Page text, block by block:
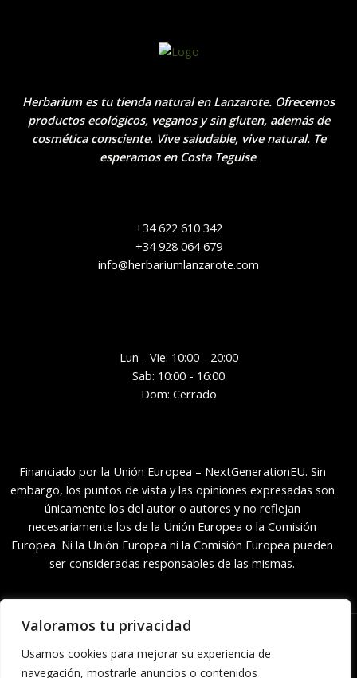
Valoramos tu privacidad
Usamos cookies para mejorar su experiencia de
navegación, mostrarle anuncios o contenidos
Herbarium es tu tienda natural en Lanzarote. Ofrecemos
productos ecológicos, veganos y sin gluten, además de
cosmética consciente. Vive saludable, vive natural. Te
esperamos en Costa Teguise.
+34 622 610 342
+34 928 064 679
info@herbariumlanzarote.com
Lun - Vie: 10:00 - 20:00
Sab: 10:00 - 16:00
Dom: Cerrado
Financiado por la Unión Europea – NextGenerationEU. Sin
embargo, los puntos de vista y las opiniones expresadas son
únicamente los del autor o autores y no reflejan
necesariamente los de la Unión Europea o la Comisión
Europea. Ni la Unión Europea ni la Comisión Europea pueden
ser consideradas responsables de las mismas.
Copyright © 2026 | Herbarium Lanzarote Eco Shop